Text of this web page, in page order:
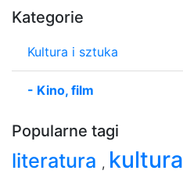
Kategorie
Kultura i sztuka
- Kino, film
Popularne tagi
literatura , kultura